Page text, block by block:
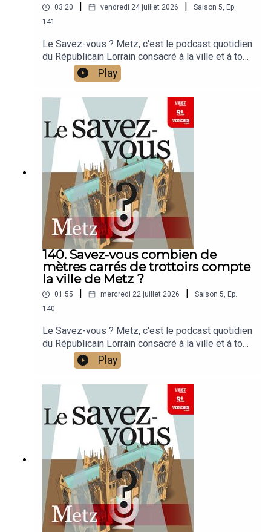
03:20 vendredi 24 juillet 2026 Saison 5, Ep.
141
Le Savez-vous ? Metz, c'est le podcast quotidien
du Républicain Lorrain consacré à la ville et à tout
ce que vous ignorez sur elle.Un podcast raconté
par Jean-Marie Russe basé sur les articles
réalisés par la rédaction locale de Metz.
Play
140. Savez-vous combien de
mètres carrés de trottoirs compte
la ville de Metz ?
01:55 mercredi 22 juillet 2026 Saison 5, Ep.
140
Le Savez-vous ? Metz, c'est le podcast quotidien
du Républicain Lorrain consacré à la ville et à tout
ce que vous ignorez sur elle.Un podcast raconté
par Jean-Marie Russe basé sur les articles
réalisés par la rédaction locale de Metz.
Play